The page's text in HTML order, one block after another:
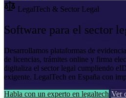
LegalTech & Sector Legal
Software para el sector
Desarrollamos plataformas de
de licencias, trámites online y firma
digitaliza el sector legal cumpliendo
exigente. LegalTech en España con
Habla con un experto en legaltech Ver